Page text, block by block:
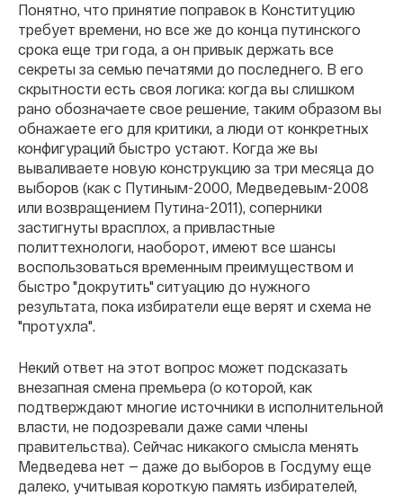
Понятно, что принятие поправок в Конституцию
требует времени, но все же до конца путинского
срока еще три года, а он привык держать все
секреты за семью печатями до последнего. В его
скрытности есть своя логика: когда вы слишком
рано обозначаете свое решение, таким образом вы
обнажаете его для критики, а люди от конкретных
конфигураций быстро устают. Когда же вы
вываливаете новую конструкцию за три месяца до
выборов (как с Путиным-2000, Медведевым-2008
или возвращением Путина-2011), соперники
застигнуты врасплох, а привластные
политтехнологи, наоборот, имеют все шансы
воспользоваться временным преимуществом и
быстро "докрутить" ситуацию до нужного
результата, пока избиратели еще верят и схема не
"протухла".
Некий ответ на этот вопрос может подсказать
внезапная смена премьера (о которой, как
подтверждают многие источники в исполнительной
власти, не подозревали даже сами члены
правительства). Сейчас никакого смысла менять
Медведева нет — даже до выборов в Госдуму еще
далеко, учитывая короткую память избирателей,